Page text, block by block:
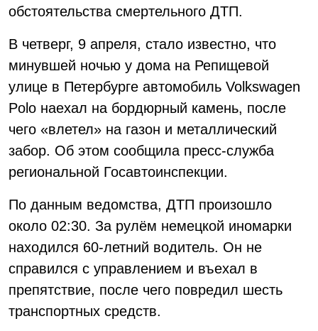
обстоятельства смертельного ДТП.
В четверг, 9 апреля, стало известно, что
минувшей ночью у дома на Репищевой
улице в Петербурге автомобиль Volkswagen
Polo наехал на бордюрный камень, после
чего «влетел» на газон и металлический
забор. Об этом сообщила пресс-служба
региональной Госавтоинспекции.
По данным ведомства, ДТП произошло
около 02:30. За рулём немецкой иномарки
находился 60-летний водитель. Он не
справился с управлением и въехал в
препятствие, после чего повредил шесть
транспортных средств.